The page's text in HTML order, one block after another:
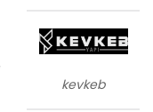
kevkeb